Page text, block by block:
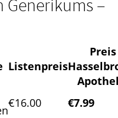
Generikums –
Listenpreis
Preis
€16.00
€7.99